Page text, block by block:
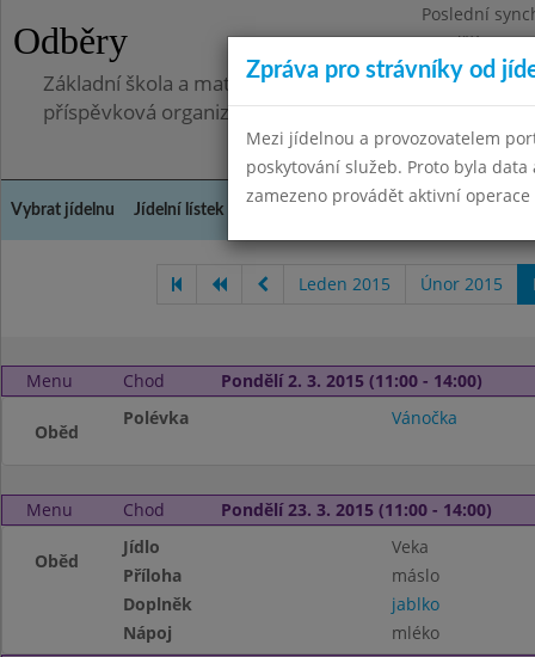
Odběry
Poslední
Pondělí
Základní škola a mateřská škola, Pavlovice u
příspěvková organizace
Vybrat jídelnu Jídelní lístek Kontakty a informace
Leden 2015 Únor 2015
Menu Chod Pondělí 2. 3. 2015 (11:00 - 14:00)
Oběd
Polévka Vánočka
Menu Chod Pondělí 23. 3. 2015 (11:00 - 14:00)
Oběd
Jídlo
Veka
Příloha
máslo
Doplněk
jablko
Nápoj
mléko
Zpráva pro strávníky od
Mezi jídelnou a provozovatelem
poskytování služeb. Proto byla
zamezeno provádět aktivní